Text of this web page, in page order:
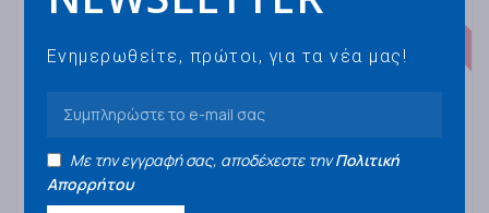
Ενημερωθείτε, πρώτοι, για τα νέα μας!
Με την εγγραφή σας, αποδέχεστε τηνΠολιτική
Απορρήτου